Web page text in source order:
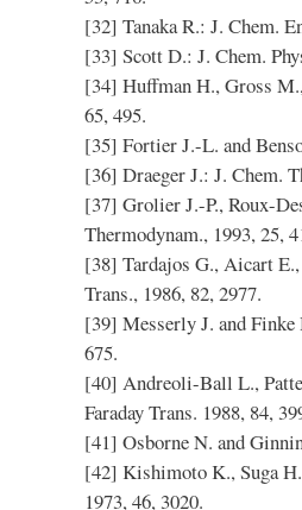
[32] Tanaka R.: J. Chem.
[33] Scott D.: J. Chem.
[34] Huffman H., Gross
65, 495.
[35] Fortier J.-L. and
[36] Draeger J.: J. Chem.
[37] Grolier J.-P., Roux-
Thermodynam., 1993, 25,
[38] Tardajos G., Aicart
Trans., 1986, 82, 2977.
[39] Messerly J. and Finke
675.
[40] Andreoli-Ball L.,
Faraday Trans. 1988, 84,
[41] Osborne N. and
[42] Kishimoto K., Suga
1973, 46, 3020.